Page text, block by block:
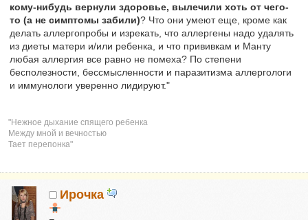
кому-нибудь вернули здоровье, вылечили хоть от чего-
то (а не симптомы забили)? Что они умеют еще, кроме как
делать аллергопробы и изрекать, что аллергены надо удалять
из диеты матери и/или ребенка, и что прививкам и Манту
любая аллергия все равно не помеха? По степени
бесполезности, бессмысленности и паразитизма аллергологи
и иммунологи уверенно лидируют."
"Нежное дыхание спящего ребенка
Между мной и вечностью
Тает перепонка"
Ирочка